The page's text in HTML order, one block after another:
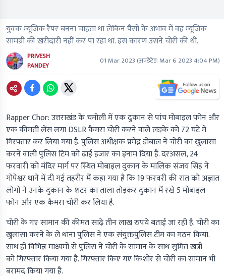
युवक म्यूजिक रैपर बनना चाहता था लेकिन पैसों के अभाव में वह म्यूजिक
सामग्री की खरीदारी नहीं कर पा रहा था. इस कारण उसने चोरी की थी.
PRIVESH
PANDEY
01 Mar 2023(अपडेटेड:Mar 6 2023 4:04 PM)
Rapper Chor: उत्तराखंड के चमोली में एक दुकान से पांच मोबाइल फोन और
एक कीमती लेंस लगा DSLR कैमरा चोरी करने वाले लड़के को 72 घंटे में
गिरफ्तार कर लिया गया है. पुलिस अधीक्षक प्रमेंद्र डोबाल ने चोरी का खुलासा
करने वाली पुलिस टिम को ढाई हजार का इनाम दिया है. दरअसल, 24
फरवारी को मंदिर मार्ग पर स्थित मोबाइल दुकान के मालिक संजय सिंह ने
गोपेश्वर थाने में दी गई तहरीर में कहा गया है कि 19 फरवरी की रात को अज्ञात
लोगों ने उनके दुकान के शटर का ताला तोड़कर दुकान में रखे 5 मोबाइल
फोन और एक कैमरा चोरी कर लिया है.
चोरी के गए सामान की कीमत साढ़े तीन लाख रुपये बताई जा रही है. चोरी का
खुलासा करने के ले थाना पुलिस ने एक संयुक्तपुलिस टीम का गठन किया.
साथ ही विभिन्न माध्यमों से पुलिस ने चोरी के सामान के साथ सुमित खत्री
को गिरफ्तार किया गया है. गिरफ्तार किए गए किशोर से चोरी का सामान भी
बरामद किया गया है.